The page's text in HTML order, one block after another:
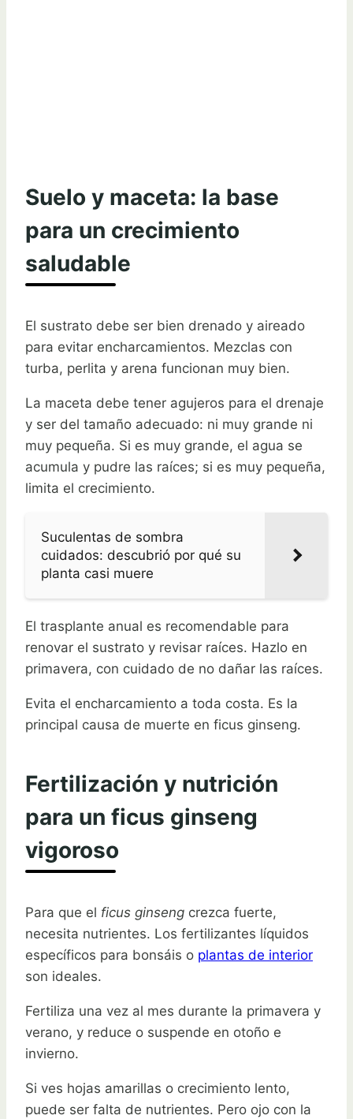
Suelo y maceta: la base
para un crecimiento
saludable
El sustrato debe ser bien drenado y aireado
para evitar encharcamientos. Mezclas con
turba, perlita y arena funcionan muy bien.
La maceta debe tener agujeros para el drenaje
y ser del tamaño adecuado: ni muy grande ni
muy pequeña. Si es muy grande, el agua se
acumula y pudre las raíces; si es muy pequeña,
limita el crecimiento.
Suculentas de sombra
cuidados: descubrió por qué su
planta casi muere
El trasplante anual es recomendable para
renovar el sustrato y revisar raíces. Hazlo en
primavera, con cuidado de no dañar las raíces.
Evita el encharcamiento a toda costa. Es la
principal causa de muerte en ficus ginseng.
Fertilización y nutrición
para un ficus ginseng
vigoroso
Para que el ficus ginseng crezca fuerte,
necesita nutrientes. Los fertilizantes líquidos
específicos para bonsáis o plantas de interior
son ideales.
Fertiliza una vez al mes durante la primavera y
verano, y reduce o suspende en otoño e
invierno.
Si ves hojas amarillas o crecimiento lento,
puede ser falta de nutrientes. Pero ojo con la